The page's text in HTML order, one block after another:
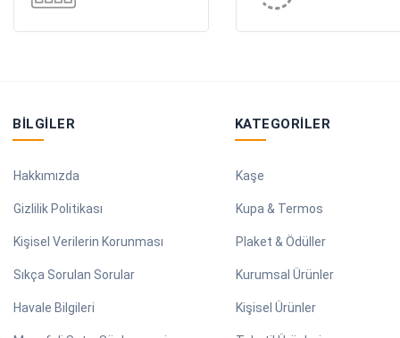
BILGILER
Hakkımızda
Gizlilik Politikası
Kişisel Verilerin Korunması
Sıkça Sorulan Sorular
Havale Bilgileri
KATEGORILER
Kaşe
Kupa & Termos
Plaket & Ödüller
Kurumsal Ürünler
Kişisel Ürünler